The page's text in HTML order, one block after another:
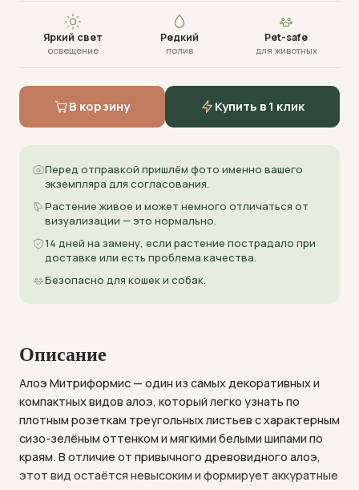
Яркий свет
освещение
Редкий
полив
Pet-safe
для животных
В корзину Купить в 1 клик
Перед отправкой пришлём фото именно вашего
экземпляра для согласования.
Растение живое и может немного отличаться от
визуализации — это нормально.
14 дней на замену, если растение пострадало при
доставке или есть проблема качества.
Безопасно для кошек и собак.
Описание
Алоэ Митриформис — один из самых декоративных и
компактных видов алоэ, который легко узнать по
плотным розеткам треугольных листьев с характерным
сизо-зелёным оттенком и мягкими белыми шипами по
краям. В отличие от привычного древовидного алоэ,
этот вид остаётся невысоким и формирует аккуратные